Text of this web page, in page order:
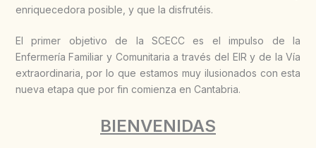
enriquecedora posible, y que la disfrutéis.
El primer objetivo de la SCECC es el impulso de la
Enfermería Familiar y Comunitaria a través del EIR y de la Vía
extraordinaria, por lo que estamos muy ilusionados con esta
nueva etapa que por fin comienza en Cantabria.
BIENVENIDAS